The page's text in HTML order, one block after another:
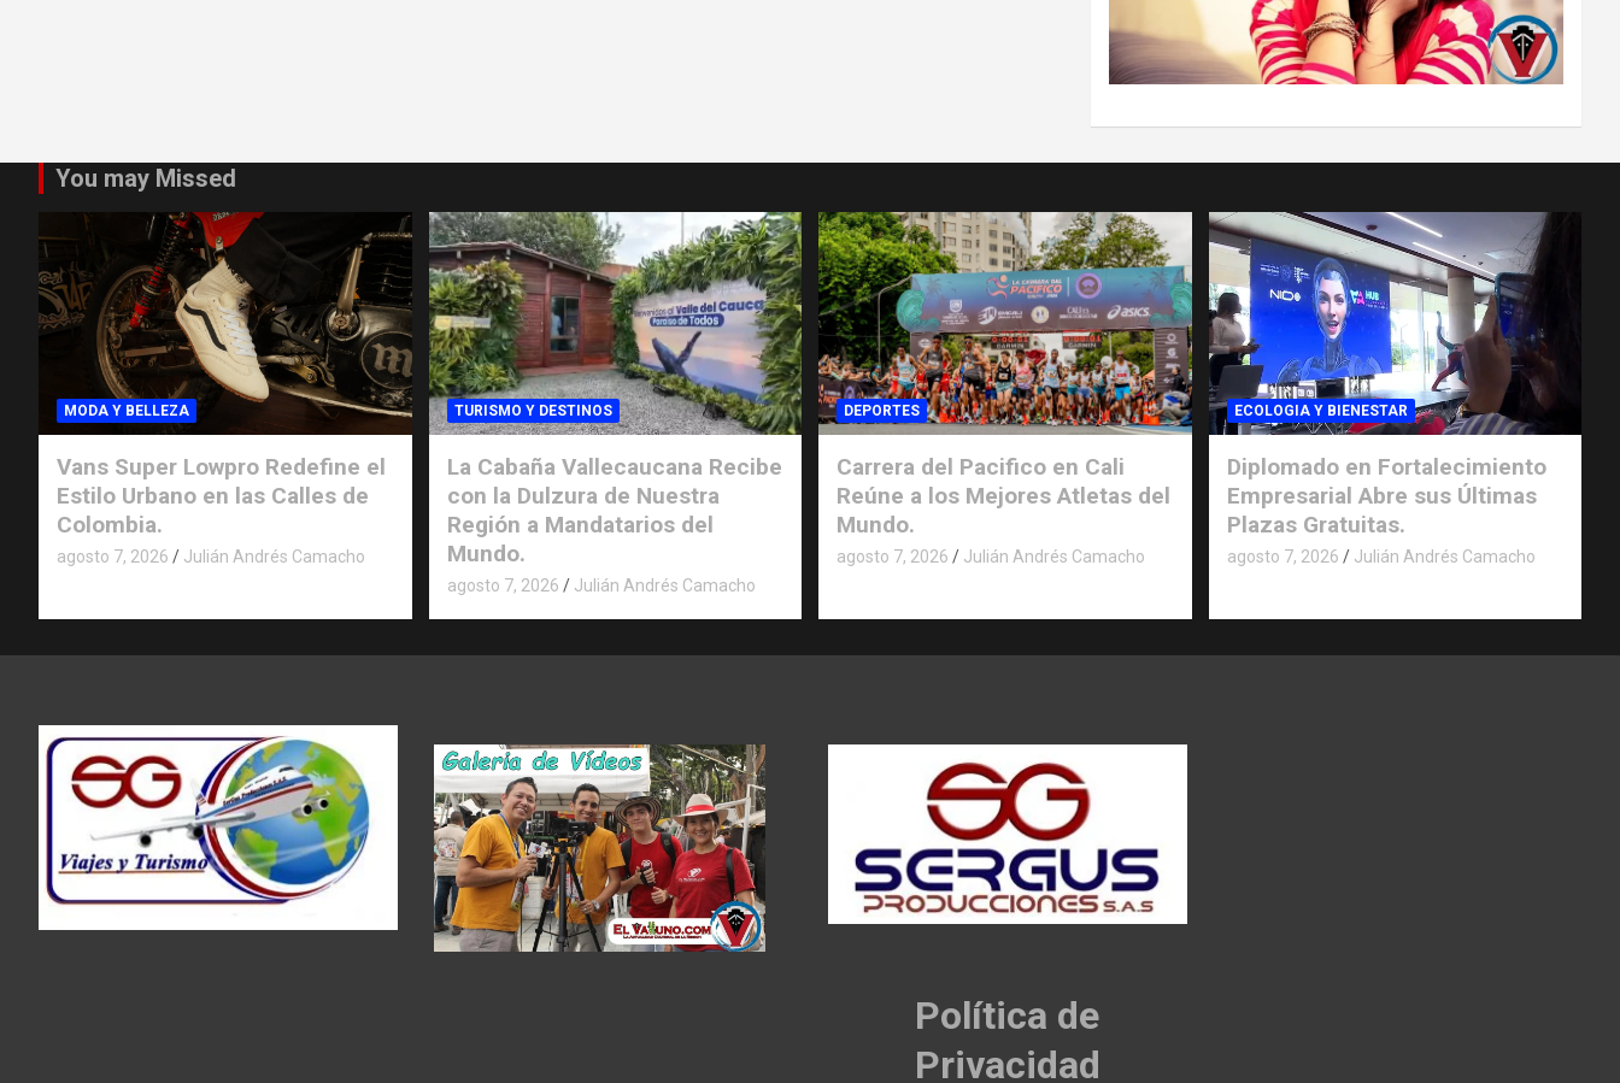
You may Missed
MODA Y BELLEZA
Vans Super Lowpro Redefine el
Estilo Urbano en las Calles de
Colombia.
agosto 7, 2026 Julián Andrés Camacho
TURISMO Y DESTINOS
La Cabaña Vallecaucana Recibe
con la Dulzura de Nuestra
Región a Mandatarios del
Mundo.
agosto 7, 2026 Julián Andrés Camacho
DEPORTES
Carrera del Pacifico en Cali
Reúne a los Mejores Atletas del
Mundo.
agosto 7, 2026 Julián Andrés Camacho
ECOLOGIA Y BIENESTAR
Diplomado en Fortalecimiento
Empresarial Abre sus Últimas
Plazas Gratuitas.
agosto 7, 2026 Julián Andrés Camacho
Política de
Privacidad